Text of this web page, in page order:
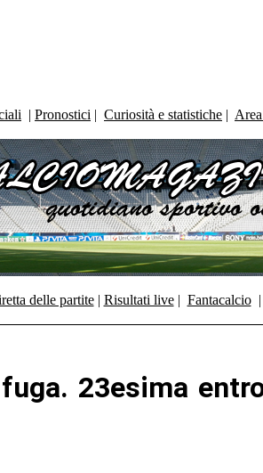
| Pronostici | Curiosità e statistiche |
delle partite| Risultati live| Fantacalcio|
23esima